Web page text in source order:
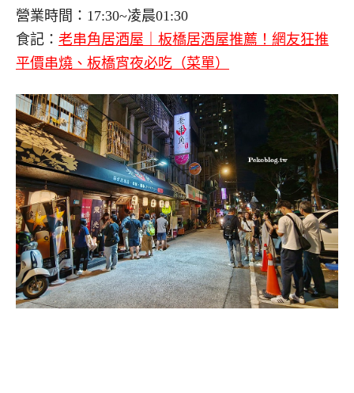
營業時間：17:30~凌晨01:30
食記： 老串角居酒屋｜板橋居酒屋推薦！網友狂推
平價串燒、板橋宵夜必吃（菜單）